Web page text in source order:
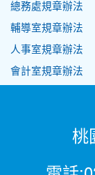
總務處規章辦法
輔導室規章辦法
人事室規章辦法
會計室規章辦法
桃